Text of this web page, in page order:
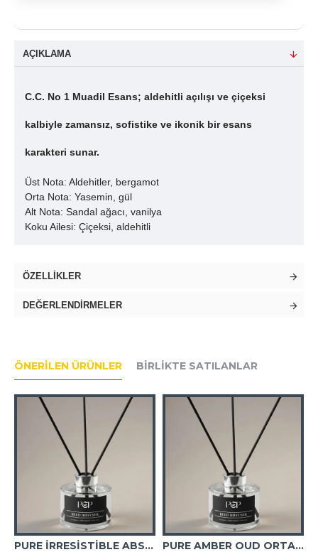
AÇIKLAMA
C.C. No 1 Muadil Esans; aldehitli açılışı ve çiçeksi
kalbiyle zamansız, sofistike ve ikonik bir esans
karakteri sunar.
Üst Nota: Aldehitler, bergamot
Orta Nota: Yasemin, gül
Alt Nota: Sandal ağacı, vanilya
Koku Ailesi: Çiçeksi, aldehitli
ÖZELLIKLER
DEĞERLENDIRMELER
ÖNERILEN ÜRÜNLER BIRLIKTE SATILANLAR
PURE İRRESİSTİBLE ABSOLUT WOMEN ORTAM KOKUSU PURE AMBER OUD ORTAM KOKUSU